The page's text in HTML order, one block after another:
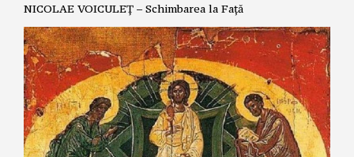
NICOLAE VOICULEȚ – Schimbarea la Față